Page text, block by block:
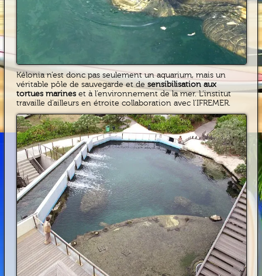
Kélonia n’est donc pas seulement un aquarium, mais un
véritable pôle de sauvegarde et de sensibilisation aux
tortues marineset à l’environnement de la mer. L’institut
travaille d’ailleurs en étroite collaboration avec l’IFREMER.